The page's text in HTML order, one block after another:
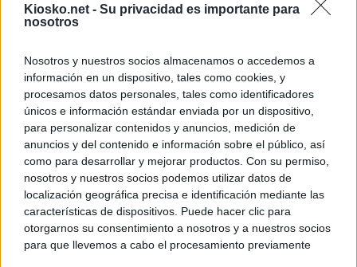
Kiosko.net - Su privacidad es importante para
nosotros
Nosotros y nuestros socios almacenamos o accedemos a
información en un dispositivo, tales como cookies, y
procesamos datos personales, tales como identificadores
únicos e información estándar enviada por un dispositivo,
para personalizar contenidos y anuncios, medición de
anuncios y del contenido e información sobre el público, así
como para desarrollar y mejorar productos. Con su permiso,
nosotros y nuestros socios podemos utilizar datos de
localización geográfica precisa e identificación mediante las
características de dispositivos. Puede hacer clic para
otorgarnos su consentimiento a nosotros y a nuestros socios
para que llevemos a cabo el procesamiento previamente